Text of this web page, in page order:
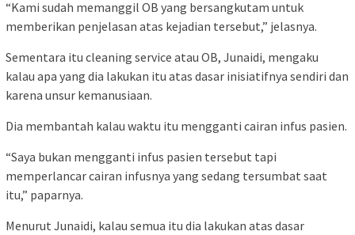
“Kami sudah memanggil OB yang bersangkutam untuk
memberikan penjelasan atas kejadian tersebut,” jelasnya.
Sementara itu cleaning service atau OB, Junaidi, mengaku
kalau apa yang dia lakukan itu atas dasar inisiatifnya sendiri dan
karena unsur kemanusiaan.
Dia membantah kalau waktu itu mengganti cairan infus pasien.
“Saya bukan mengganti infus pasien tersebut tapi
memperlancar cairan infusnya yang sedang tersumbat saat
itu,” paparnya.
Menurut Junaidi, kalau semua itu dia lakukan atas dasar